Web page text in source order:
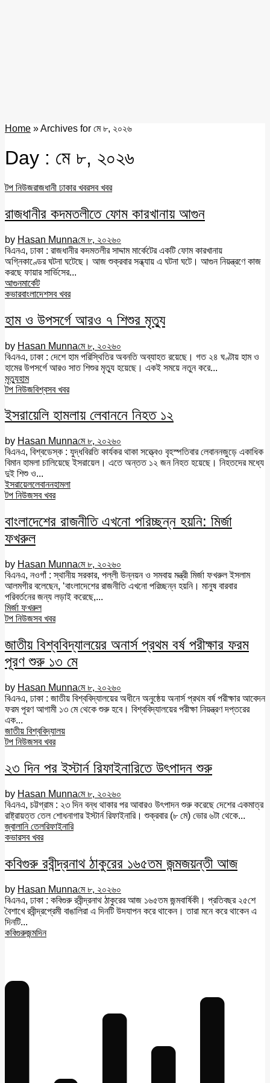
Home »Archives for মে ৮, ২০২৬
Day : মে ৮, ২০২৬
টপ নিউজরাজধানী ঢাকার খবরসব খবর
রাজধানীর কদমতলীতে ফোম কারখানায় আগুন
by Hasan Munnaমে ৮, ২০২৬০
বিএনএ, ঢাকা : রাজধানীর কদমতলীর সাদ্দাম মার্কেটের একটি ফোম কারখানায়
অগ্নিকাণ্ডের ঘটনা ঘটেছে। আজ শুক্রবার সন্ধ্যায় এ ঘটনা ঘটে। আগুন নিয়ন্ত্রণে কাজ
করছে ফায়ার সার্ভিসের...
আগুনমার্কেট
কভারবাংলাদেশসব খবর
হাম ও উপসর্গে আরও ৭ শিশুর মৃত্যু
by Hasan Munnaমে ৮, ২০২৬০
বিএনএ, ঢাকা : দেশে হাম পরিস্থিতির অবনতি অব্যাহত রয়েছে। গত ২৪ ঘণ্টায় হাম ও
হামের উপসর্গে আরও সাত শিশুর মৃত্যু হয়েছে। একই সময়ে নতুন করে...
মৃত্যুহাম
টপ নিউজবিশ্বসব খবর
ইসরায়েলি হামলায় লেবাননে নিহত ১২
by Hasan Munnaমে ৮, ২০২৬০
বিএনএ, বিশ্বডেস্ক : যুদ্ধবিরতি কার্যকর থাকা সত্ত্বেও বৃহস্পতিবার লেবাননজুড়ে একাধিক
বিমান হামলা চালিয়েছে ইসরায়েল। এতে অন্তত ১২ জন নিহত হয়েছে। নিহতদের মধ্যে
দুই শিশু ও...
ইসরায়েললেবাননহামলা
টপ নিউজসব খবর
বাংলাদেশের রাজনীতি এখনো পরিচ্ছন্ন হয়নি: মির্জা
ফখরুল
by Hasan Munnaমে ৮, ২০২৬০
বিএনএ, নওগাঁ : স্থানীয় সরকার, পল্লী উন্নয়ন ও সমবায় মন্ত্রী মির্জা ফখরুল ইসলাম
আলমগীর বলেছেন, ‘বাংলাদেশের রাজনীতি এখনো পরিচ্ছন্ন হয়নি। মানুষ বারবার
পরিবর্তনের জন্য লড়াই করেছে,...
মির্জা ফখরুল
টপ নিউজসব খবর
জাতীয় বিশ্ববিদ্যালয়ের অনার্স প্রথম বর্ষ পরীক্ষার ফরম
পূরণ শুরু ১৩ মে
by Hasan Munnaমে ৮, ২০২৬০
বিএনএ, ঢাকা : জাতীয় বিশ্ববিদ্যালয়ের অধীনে অনুষ্ঠেয় অনার্স প্রথম বর্ষ পরীক্ষার আবেদন
ফরম পূরণ আগামী ১৩ মে থেকে শুরু হবে। বিশ্ববিদ্যালয়ের পরীক্ষা নিয়ন্ত্রণ দপ্তরের
এক...
জাতীয় বিশ্ববিদ্যালয়
টপ নিউজসব খবর
২৩ দিন পর ইস্টার্ন রিফাইনারিতে উৎপাদন শুরু
by Hasan Munnaমে ৮, ২০২৬০
বিএনএ, চট্টগ্রাম : ২৩ দিন বন্ধ থাকার পর আবারও উৎপাদন শুরু করেছে দেশের একমাত্র
রাষ্ট্রায়ত্ত তেল শোধনাগার ইস্টার্ন রিফাইনারি। শুক্রবার (৮ মে) ভোর ৬টা থেকে...
জ্বালানি তেলরিফাইনারি
কভারসব খবর
কবিগুরু রবীন্দ্রনাথ ঠাকুরের ১৬৫তম জন্মজয়ন্তী আজ
by Hasan Munnaমে ৮, ২০২৬০
বিএনএ, ঢাকা : কবিগুরু রবীন্দ্রনাথ ঠাকুরের আজ ১৬৫তম জন্মবার্ষিকী। প্রতিবছর ২৫শে
বৈশাখে রবীন্দ্রপ্রেমী বাঙালিরা এ দিনটি উদযাপন করে থাকেন। তারা মনে করে থাকেন এ
দিনটি...
কবিগুরুজন্মদিন